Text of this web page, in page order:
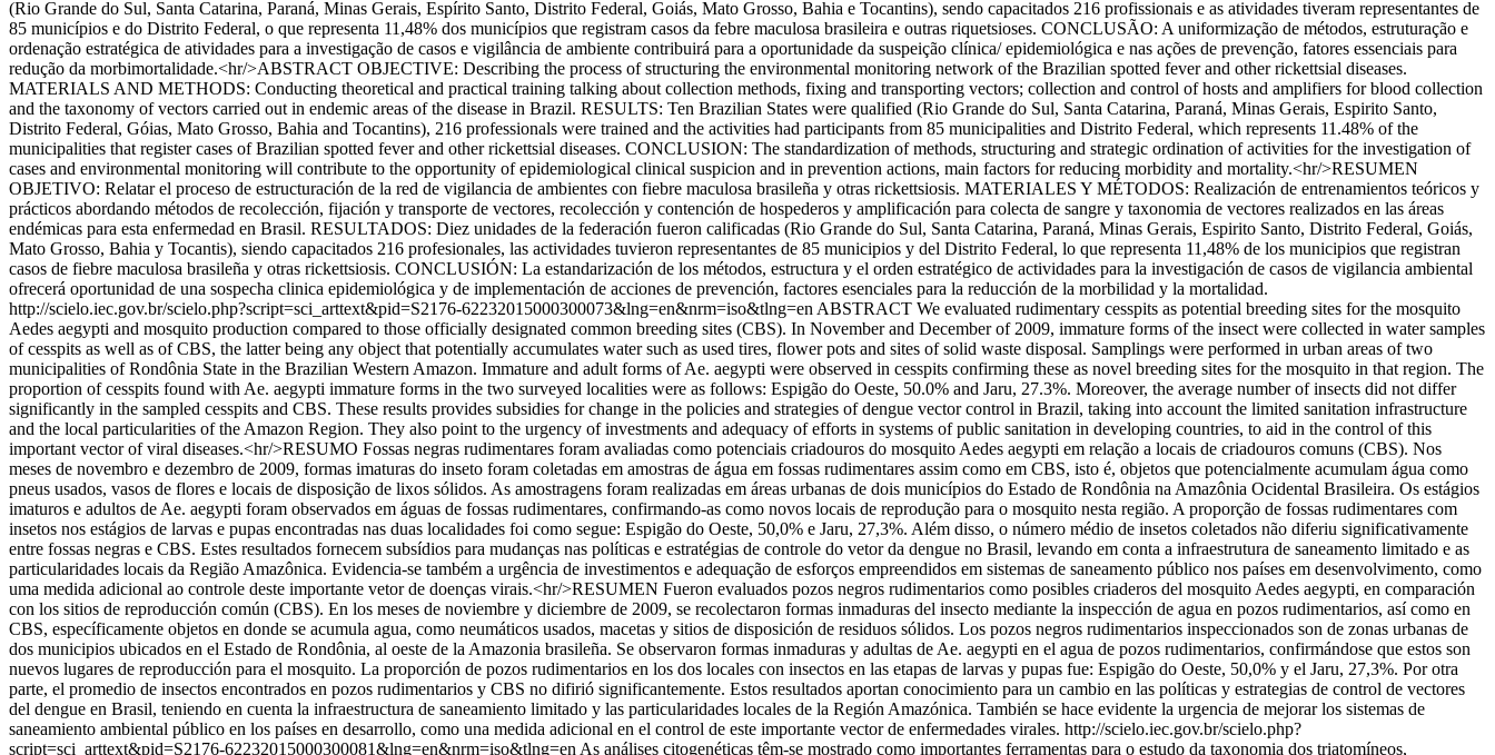
(Rio Grande do Sul, Santa Catarina, Paraná, Minas Gerais, Espírito Santo, Distrito Federal, Goiás, Mato Grosso, Bahia e Tocantins), sendo capacitados 216 profissionais e as atividades tiveram representantes de
85 municípios e do Distrito Federal, o que representa 11,48% dos municípios que registram casos da febre maculosa brasileira e outras riquetsioses. CONCLUSÃO: A uniformização de métodos, estruturação e
ordenação estratégica de atividades para a investigação de casos e vigilância de ambiente contribuirá para a oportunidade da suspeição clínica/ epidemiológica e nas ações de prevenção, fatores essenciais para
redução da morbimortalidade.<hr/>ABSTRACT OBJECTIVE: Describing the process of structuring the environmental monitoring network of the Brazilian spotted fever and other rickettsial diseases.
MATERIALS AND METHODS: Conducting theoretical and practical training talking about collection methods, fixing and transporting vectors; collection and control of hosts and amplifiers for blood collection
and the taxonomy of vectors carried out in endemic areas of the disease in Brazil. RESULTS: Ten Brazilian States were qualified (Rio Grande do Sul, Santa Catarina, Paraná, Minas Gerais, Espirito Santo,
Distrito Federal, Góias, Mato Grosso, Bahia and Tocantins), 216 professionals were trained and the activities had participants from 85 municipalities and Distrito Federal, which represents 11.48% of the
municipalities that register cases of Brazilian spotted fever and other rickettsial diseases. CONCLUSION: The standardization of methods, structuring and strategic ordination of activities for the investigation of
cases and environmental monitoring will contribute to the opportunity of epidemiological clinical suspicion and in prevention actions, main factors for reducing morbidity and mortality.<hr/>RESUMEN
OBJETIVO: Relatar el proceso de estructuración de la red de vigilancia de ambientes con fiebre maculosa brasileña y otras rickettsiosis. MATERIALES Y MÉTODOS: Realización de entrenamientos teóricos y
prácticos abordando métodos de recolección, fijación y transporte de vectores, recolección y contención de hospederos y amplificación para colecta de sangre y taxonomia de vectores realizados en las áreas
endémicas para esta enfermedad en Brasil. RESULTADOS: Diez unidades de la federación fueron calificadas (Rio Grande do Sul, Santa Catarina, Paraná, Minas Gerais, Espirito Santo, Distrito Federal, Goiás,
Mato Grosso, Bahia y Tocantis), siendo capacitados 216 profesionales, las actividades tuvieron representantes de 85 municipios y del Distrito Federal, lo que representa 11,48% de los municipios que registran
casos de fiebre maculosa brasileña y otras rickettsiosis. CONCLUSIÓN: La estandarización de los métodos, estructura y el orden estratégico de actividades para la investigación de casos de vigilancia ambiental
ofrecerá oportunidad de una sospecha clinica epidemiológica y de implementación de acciones de prevención, factores esenciales para la reducción de la morbilidad y la mortalidad.
http://scielo.iec.gov.br/scielo.php?script=sci_arttext&pid=S2176-62232015000300073&lng=en&nrm=iso&tlng=en ABSTRACT We evaluated rudimentary cesspits as potential breeding sites for the mosquito
Aedes aegypti and mosquito production compared to those officially designated common breeding sites (CBS). In November and December of 2009, immature forms of the insect were collected in water samples
of cesspits as well as of CBS, the latter being any object that potentially accumulates water such as used tires, flower pots and sites of solid waste disposal. Samplings were performed in urban areas of two
municipalities of Rondônia State in the Brazilian Western Amazon. Immature and adult forms of Ae. aegypti were observed in cesspits confirming these as novel breeding sites for the mosquito in that region. The
proportion of cesspits found with Ae. aegypti immature forms in the two surveyed localities were as follows: Espigão do Oeste, 50.0% and Jaru, 27.3%. Moreover, the average number of insects did not differ
significantly in the sampled cesspits and CBS. These results provides subsidies for change in the policies and strategies of dengue vector control in Brazil, taking into account the limited sanitation infrastructure
and the local particularities of the Amazon Region. They also point to the urgency of investments and adequacy of efforts in systems of public sanitation in developing countries, to aid in the control of this
important vector of viral diseases.<hr/>RESUMO Fossas negras rudimentares foram avaliadas como potenciais criadouros do mosquito Aedes aegypti em relação a locais de criadouros comuns (CBS). Nos
meses de novembro e dezembro de 2009, formas imaturas do inseto foram coletadas em amostras de água em fossas rudimentares assim como em CBS, isto é, objetos que potencialmente acumulam água como
pneus usados, vasos de flores e locais de disposição de lixos sólidos. As amostragens foram realizadas em áreas urbanas de dois municípios do Estado de Rondônia na Amazônia Ocidental Brasileira. Os estágios
imaturos e adultos de Ae. aegypti foram observados em águas de fossas rudimentares, confirmando-as como novos locais de reprodução para o mosquito nesta região. A proporção de fossas rudimentares com
insetos nos estágios de larvas e pupas encontradas nas duas localidades foi como segue: Espigão do Oeste, 50,0% e Jaru, 27,3%. Além disso, o número médio de insetos coletados não diferiu significativamente
entre fossas negras e CBS. Estes resultados fornecem subsídios para mudanças nas políticas e estratégias de controle do vetor da dengue no Brasil, levando em conta a infraestrutura de saneamento limitado e as
particularidades locais da Região Amazônica. Evidencia-se também a urgência de investimentos e adequação de esforços empreendidos em sistemas de saneamento público nos países em desenvolvimento, como
uma medida adicional ao controle deste importante vetor de doenças virais.<hr/>RESUMEN Fueron evaluados pozos negros rudimentarios como posibles criaderos del mosquito Aedes aegypti, en comparación
con los sitios de reproducción común (CBS). En los meses de noviembre y diciembre de 2009, se recolectaron formas inmaduras del insecto mediante la inspección de agua en pozos rudimentarios, así como en
CBS, específicamente objetos en donde se acumula agua, como neumáticos usados, macetas y sitios de disposición de residuos sólidos. Los pozos negros rudimentarios inspeccionados son de zonas urbanas de
dos municipios ubicados en el Estado de Rondônia, al oeste de la Amazonia brasileña. Se observaron formas inmaduras y adultas de Ae. aegypti en el agua de pozos rudimentarios, confirmándose que estos son
nuevos lugares de reproducción para el mosquito. La proporción de pozos rudimentarios en los dos locales con insectos en las etapas de larvas y pupas fue: Espigão do Oeste, 50,0% y el Jaru, 27,3%. Por otra
parte, el promedio de insectos encontrados en pozos rudimentarios y CBS no difirió significantemente. Estos resultados aportan conocimiento para un cambio en las políticas y estrategias de control de vectores
del dengue en Brasil, teniendo en cuenta la infraestructura de saneamiento limitado y las particularidades locales de la Región Amazónica. También se hace evidente la urgencia de mejorar los sistemas de
saneamiento ambiental público en los países en desarrollo, como una medida adicional en el control de este importante vector de enfermedades virales. http://scielo.iec.gov.br/scielo.php?
script=sci_arttext&pid=S2176-62232015000300081&lng=en&nrm=iso&tlng=en As análises citogenéticas têm-se mostrado como importantes ferramentas para o estudo da taxonomia dos triatomíneos,